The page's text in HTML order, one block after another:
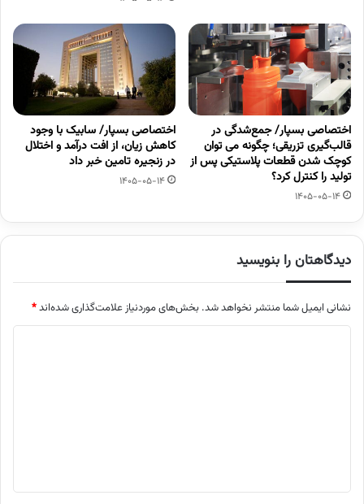
اختصاصی بسپار/ جمع‌شدگی در
قالب‌گیری تزریقی؛ چگونه می توان
کوچک شدن قطعات پلاستیکی پس از
تولید را کنترل کرد؟
1405-05-14
اختصاصی بسپار/ سابیک با وجود
کاهش زیان، از افت درآمد و اختلال
در زنجیره تامین خبر داد
1405-05-14
دیدگاهتان را بنویسید
نشانی ایمیل شما منتشر نخواهد شد. بخش‌های موردنیاز علامت‌گذاری شده‌اند*